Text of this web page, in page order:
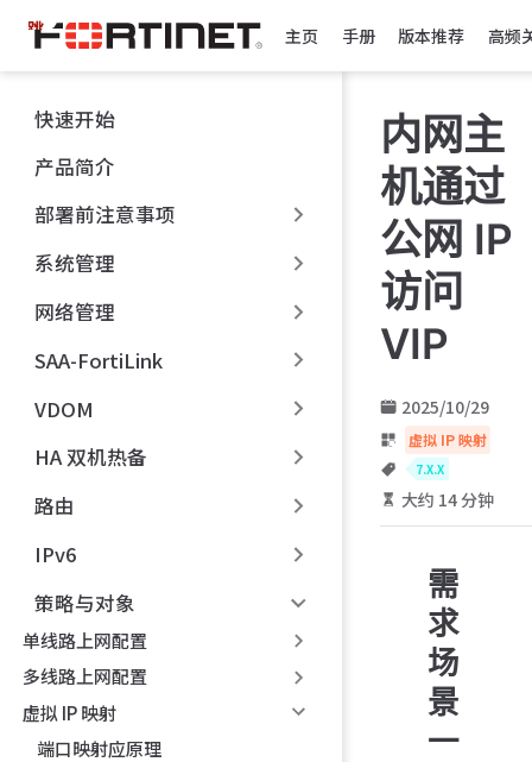
跳
至
主
內
容
主页 手册 版本推荐 高频
快速开始
产品简介
部署前注意事项
系统管理
网络管理
SAA-FortiLink
VDOM
HA 双机热备
路由
IPv6
策略与对象
单线路上网配置
多线路上网配置
虚拟 IP 映射
端口映射应原理
内网主
机通过
公网 IP
访问
VIP
2025/10/29
虚拟 IP 映射
7.X.X
大约 14 分钟
需
求
场
景
一